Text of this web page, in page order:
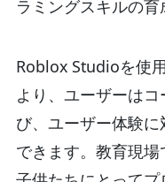
ラミングスキルの育
Roblox Studioを使
より、ユーザーは
び、ユーザー体験
できます。教育現